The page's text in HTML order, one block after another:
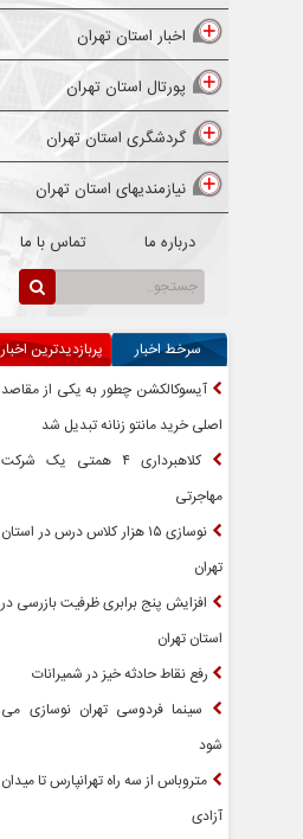
اخبار استان تهران
پورتال استان تهران
گردشگری استان تهران
نیازمندیهای استان تهران
درباره ما تماس با ما
سرخط اخبار
پربازدیدترین اخبار
آیسوکالکشن چطور به یکی از مقاصد
اصلی خرید مانتو زنانه تبدیل شد
کلاهبرداری ۴ همتی یک شرکت
مهاجرتی
نوسازی ۱۵ هزار کلاس درس در استان
تهران
افزایش پنج برابری ظرفیت بازرسی در
استان تهران
رفع نقاط حادثه خیز در شمیرانات
سینما فردوسی تهران نوسازی می
شود
متروباس از سه راه تهرانپارس تا میدان
آزادی